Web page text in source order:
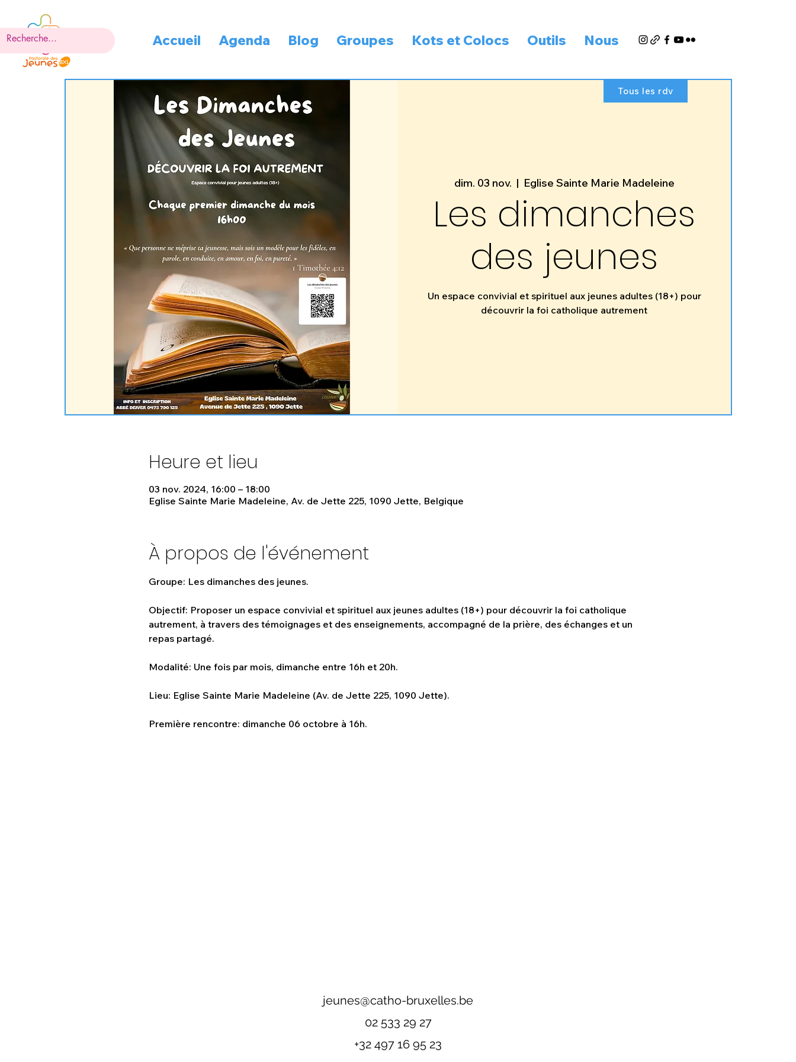
Accueil Agenda Blog Groupes Kots et Colocs Outils Nous
dim. 03 nov.
  |
Eglise Sainte Marie Madeleine
Les dimanches
des jeunes
Un espace convivial et spirituel aux jeunes adultes (18+) pour
découvrir la foi catholique autrement
Heure et lieu
03 nov. 2024, 16:00 – 18:00
Eglise Sainte Marie Madeleine, Av. de Jette 225, 1090 Jette, Belgique
À propos de l'événement
Groupe: Les dimanches des jeunes.
Objectif: Proposer un espace convivial et spirituel aux jeunes adultes (18+) pour découvrir la foi catholique
autrement, à travers des témoignages et des enseignements, accompagné de la prière, des échanges et un
repas partagé.
Modalité: Une fois par mois, dimanche entre 16h et 20h.
Lieu: Eglise Sainte Marie Madeleine (Av. de Jette 225, 1090 Jette).
Première rencontre: dimanche 06 octobre à 16h.
Tous les rdv
jeunes@catho-bruxelles.be
02 533 29 27
+32 497 16 95 23